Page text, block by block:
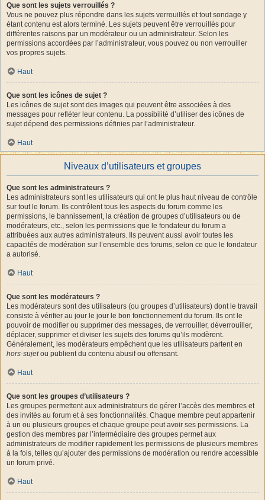
Que sont les sujets verrouillés ?
Vous ne pouvez plus répondre dans les sujets verrouillés et tout sondage y
étant contenu est alors terminé. Les sujets peuvent être verrouillés pour
différentes raisons par un modérateur ou un administrateur. Selon les
permissions accordées par l’administrateur, vous pouvez ou non verrouiller
vos propres sujets.
Haut
Que sont les icônes de sujet ?
Les icônes de sujet sont des images qui peuvent être associées à des
messages pour refléter leur contenu. La possibilité d’utiliser des icônes de
sujet dépend des permissions définies par l’administrateur.
Haut
Niveaux d’utilisateurs et groupes
Que sont les administrateurs ?
Les administrateurs sont les utilisateurs qui ont le plus haut niveau de contrôle
sur tout le forum. Ils contrôlent tous les aspects du forum comme les
permissions, le bannissement, la création de groupes d’utilisateurs ou de
modérateurs, etc., selon les permissions que le fondateur du forum a
attribuées aux autres administrateurs. Ils peuvent aussi avoir toutes les
capacités de modération sur l’ensemble des forums, selon ce que le fondateur
a autorisé.
Haut
Que sont les modérateurs ?
Les modérateurs sont des utilisateurs (ou groupes d’utilisateurs) dont le travail
consiste à vérifier au jour le jour le bon fonctionnement du forum. Ils ont le
pouvoir de modifier ou supprimer des messages, de verrouiller, déverrouiller,
déplacer, supprimer et diviser les sujets des forums qu’ils modèrent.
Généralement, les modérateurs empêchent que les utilisateurs partent en
hors-sujetou publient du contenu abusif ou offensant.
Haut
Que sont les groupes d’utilisateurs ?
Les groupes permettent aux administrateurs de gérer l’accès des membres et
des invités au forum et à ses fonctionnalités. Chaque membre peut appartenir
à un ou plusieurs groupes et chaque groupe peut avoir ses permissions. La
gestion des membres par l’intermédiaire des groupes permet aux
administrateurs de modifier rapidement les permissions de plusieurs membres
à la fois, telles qu’ajouter des permissions de modération ou rendre accessible
un forum privé.
Haut